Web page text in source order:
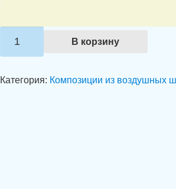
из
В корзину
Категория: Композиции из воздушных